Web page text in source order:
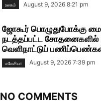
உலகம் August 9, 2026 8:21 pm
ஜோகூர் பொழுதுபோக்கு
நடத்தப்பட்ட சோதனைகளில்
வெளிநாட்டுப்
மலேசியா August 9, 2026 7:39 pm
NO COMMENTS